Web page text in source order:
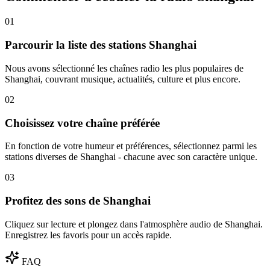
01
Parcourir la liste des stations Shanghai
Nous avons sélectionné les chaînes radio les plus populaires de
Shanghai, couvrant musique, actualités, culture et plus encore.
02
Choisissez votre chaîne préférée
En fonction de votre humeur et préférences, sélectionnez parmi les
stations diverses de Shanghai - chacune avec son caractère unique.
03
Profitez des sons de Shanghai
Cliquez sur lecture et plongez dans l'atmosphère audio de Shanghai.
Enregistrez les favoris pour un accès rapide.
FAQ